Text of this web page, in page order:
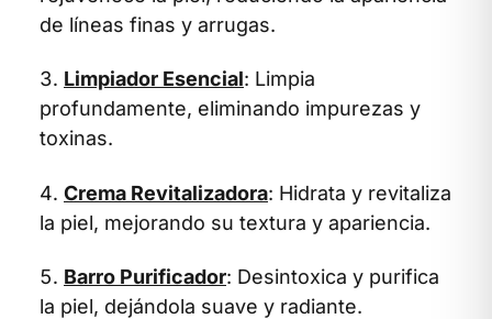
de líneas finas y arrugas.
Limpiador Esencial: Limpia
profundamente, eliminando impurezas y
toxinas.
Crema Revitalizadora: Hidrata y revitaliza
la piel, mejorando su textura y apariencia.
Barro Purificador: Desintoxica y purifica
la piel, dejándola suave y radiante.